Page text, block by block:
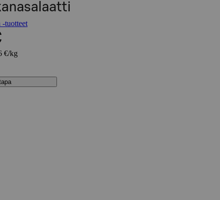
tuotteet
€/kg